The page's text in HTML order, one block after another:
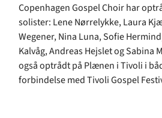
Copenhagen Gospel Choir har
solister: Lene Nørrelykke, Laura
Wegener, Nina Luna, Sofie
Kalvåg, Andreas Hejslet og Sabina
også optrådt på Plænen i Tivoli i
forbindelse med Tivoli Gospel